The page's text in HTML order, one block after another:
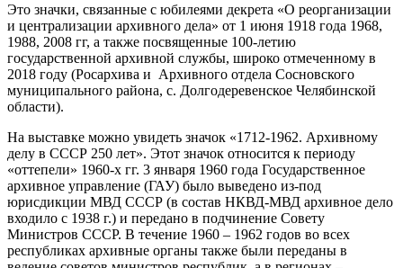
Это значки, связанные с юбилеями декрета «О реорганизации
и централизации архивного дела» от 1 июня 1918 года 1968,
1988, 2008 гг, а также посвященные 100-летию
государственной архивной службы, широко отмеченному в
2018 году (Росархива и Архивного отдела Сосновского
муниципального района, с. Долгодеревенское Челябинской
области).
На выставке можно увидеть значок «1712-1962. Архивному
делу в СССР 250 лет». Этот значок относится к периоду
«оттепели» 1960-х гг. 3 января 1960 года Государственное
архивное управление (ГАУ) было выведено из-под
юрисдикции МВД СССР (в состав НКВД-МВД архивное дело
входило с 1938 г.) и передано в подчинение Совету
Министров СССР. В течение 1960 – 1962 годов во всех
республиках архивные органы также были переданы в